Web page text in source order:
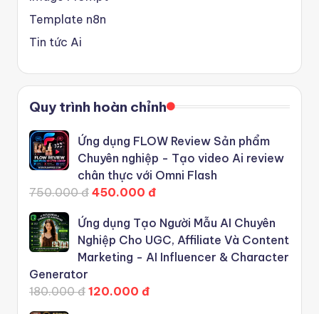
Template n8n
Tin tức Ai
Quy trình hoàn chỉnh
Ứng dụng FLOW Review Sản phẩm
Chuyên nghiệp - Tạo video Ai review
chân thực với Omni Flash
750.000 đ 450.000 đ
Ứng dụng Tạo Người Mẫu AI Chuyên
Nghiệp Cho UGC, Affiliate Và Content
Marketing - AI Influencer & Character
Generator
180.000 đ 120.000 đ